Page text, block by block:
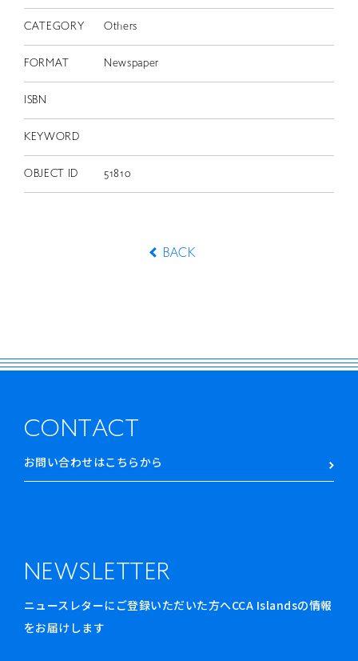
CATEGORY Others
FORMAT Newspaper
ISBN
KEYWORD
OBJECT ID 51810
BACK
CONTACT
お問い合わせはこちらから
NEWSLETTER
ニュースレターにご登録いただいた方へCCA Islandsの情報
をお届けします